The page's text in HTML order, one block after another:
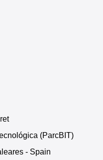
(ParcBIT)
- Spain